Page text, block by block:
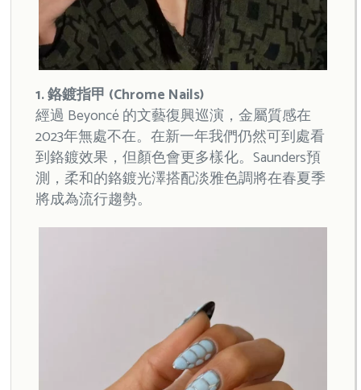
1. 鉻鍍指甲 (Chrome Nails)
經過 Beyoncé 的文藝復興巡演，金屬質感在
2023年無處不在。在新一年我們仍然可到處看
到鉻鍍效果，但顏色會更多樣化。Saunders預
測，柔和的鉻鍍光澤搭配淡雅色調將在春夏季
將成為流行趨勢。